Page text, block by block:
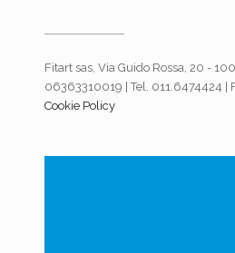
Fitart sas, Via Guido Rossa, 20 -
06363310019 | Tel. 011.6474424 |
Cookie Policy